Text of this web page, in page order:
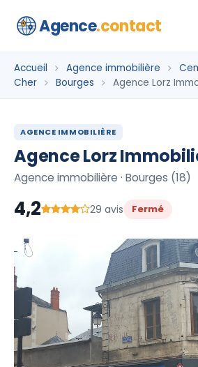
Agence.contact
Accueil Agence immobilière
Cher
Bourges Agence Lorz
AGENCE IMMOBILIÈRE
Agence Lorz
Agence immobilière · Bourges (18)
4,2 29 avis Fermé